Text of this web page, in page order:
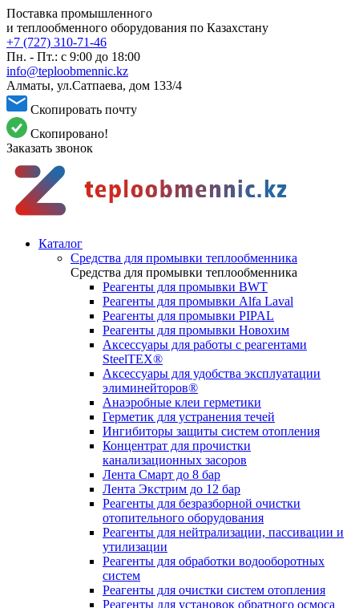
Поставка промышленного
и теплообменного оборудования по Казахстану
+7 (727) 310-71-46
Пн. - Пт.: с 9:00 до 18:00
info@teploobmennic.kz
Алматы, ул.Сатпаева, дом 133/4
Скопировать почту
Скопировано!
Заказать звонок
Каталог
Средства для промывки теплообменника
Средства для промывки теплообменника
Реагенты для промывки BWT
Реагенты для промывки Alfa Laval
Реагенты для промывки PIPAL
Реагенты для промывки Новохим
Аксессуары для работы с реагентами
SteelTEX®
Аксессуары для удобства эксплуатации
элиминейторов®
Анаэробные клеи герметики
Герметик для устранения течей
Ингибиторы защиты систем отопления
Концентрат для прочистки
канализационных засоров
Лента Смарт до 8 бар
Лента Экстрим до 12 бар
Реагенты для безразборной очистки
отопительного оборудования
Реагенты для нейтрализации, пассивации и
утилизации
Реагенты для обработки водооборотных
систем
Реагенты для очистки систем отопления
Реагенты для установок обратного осмоса